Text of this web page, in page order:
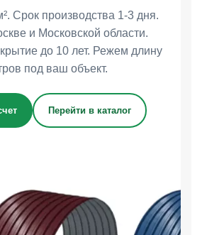
Срок производства 1-3 дня.
и Московской области.
до 10 лет. Режем длину
под ваш объект.
Перейти в каталог